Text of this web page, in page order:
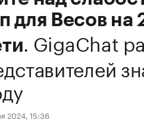
для Весов на
. GigaChat
2024, 15:36